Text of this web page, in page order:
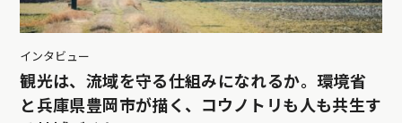
インタビュー
観光は、流域を守る仕組みになれるか。環境省
と兵庫県豊岡市が描く、コウノトリも人も共生す